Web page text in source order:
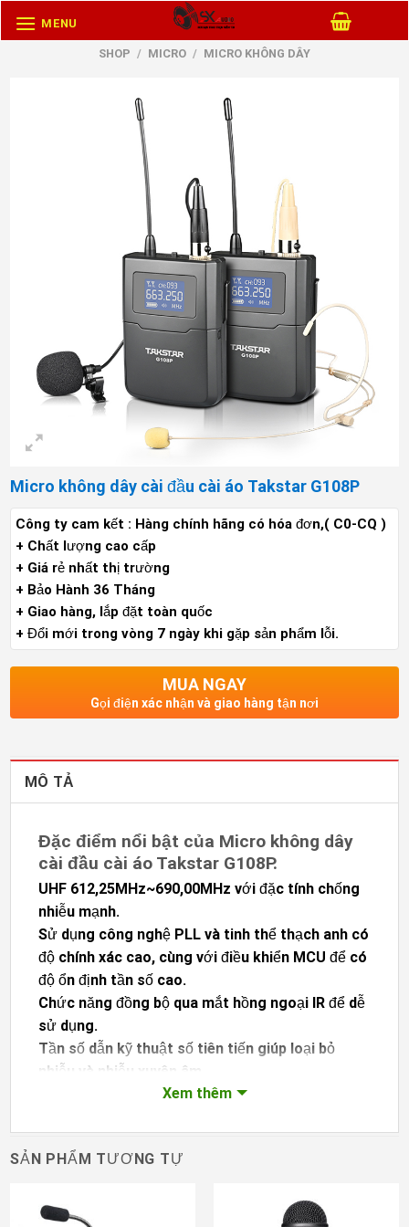
MENU
SHOP / MICRO / MICRO KHÔNG DÂY
Micro không dây cài đầu cài áo Takstar G108P
Công ty cam kết : Hàng chính hãng có hóa đơn,( C0-CQ )
+ Chất lượng cao cấp
+ Giá rẻ nhất thị trường
+ Bảo Hành 36 Tháng
+ Giao hàng, lắp đặt toàn quốc
+ Đổi mới trong vòng 7 ngày khi gặp sản phẩm lỗi.
MUA NGAY
Gọi điện xác nhận và giao hàng tận nơi
MÔ TẢ
Đặc điểm nổi bật của Micro không dây
cài đầu cài áo Takstar G108P.
UHF 612,25MHz~690,00MHz với đặc tính chống
nhiễu mạnh.
Sử dụng công nghệ PLL và tinh thể thạch anh có
độ chính xác cao, cùng với điều khiển MCU để có
độ ổn định tần số cao.
Chức năng đồng bộ qua mắt hồng ngoại IR để dễ
sử dụng.
Tần số dẫn kỹ thuật số tiên tiến giúp loại bỏ
nhiễu và nhiễu xuyên âm.
Ba mạch khử nhiễu logic AND để ngăn tiếng ồn
không bị nhiễu nhanh chóng và dễ dàng.
thông qua pin lithium hoặc pin khô.
Xem thêm
SẢN PHẨM TƯƠNG TỰ